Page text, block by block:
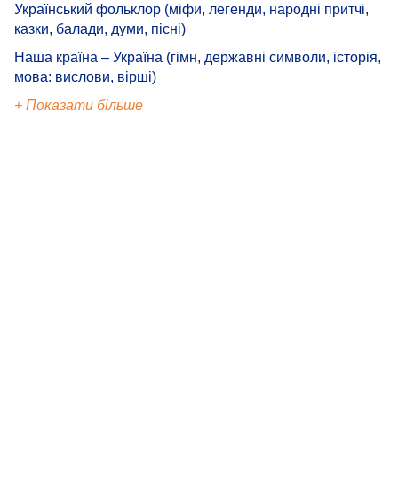
Український фольклор (міфи, легенди, народні притчі,
казки, балади, думи, пісні)
Наша країна – Україна (гімн, державні символи, історія,
мова: вислови, вірші)
+ Показати більше